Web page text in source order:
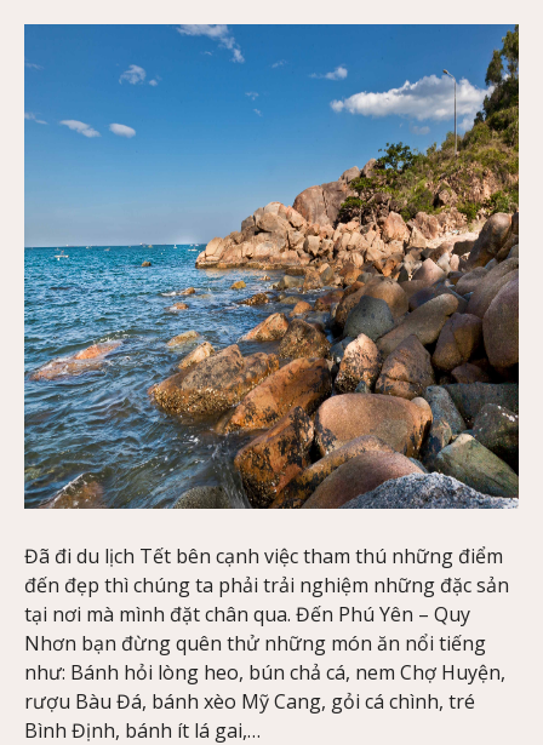
Đã đi du lịch Tết bên cạnh việc tham thú những điểm
đến đẹp thì chúng ta phải trải nghiệm những đặc sản
tại nơi mà mình đặt chân qua. Đến Phú Yên – Quy
Nhơn bạn đừng quên thử những món ăn nổi tiếng
như: Bánh hỏi lòng heo, bún chả cá, nem Chợ Huyện,
rượu Bàu Đá, bánh xèo Mỹ Cang, gỏi cá chình, tré
Bình Định, bánh ít lá gai,…